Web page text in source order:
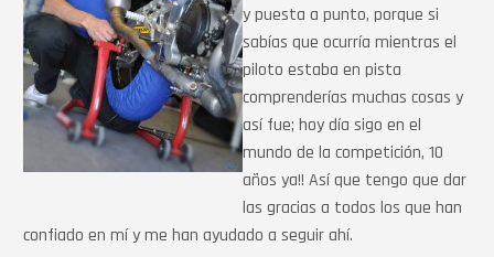
y puesta a punto, porque si
sabías que ocurría mientras el
piloto estaba en pista
comprenderías muchas cosas y
así fue; hoy día sigo en el
mundo de la competición, 10
años ya!! Así que tengo que dar
las gracias a todos los que han
confiado en mí y me han ayudado a seguir ahí.